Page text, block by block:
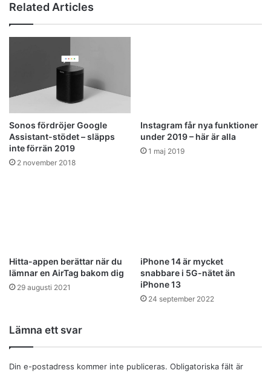
Related Articles
Sonos fördröjer Google
Assistant-stödet – släpps
inte förrän 2019
2 november 2018
Instagram får nya funktioner
under 2019 – här är alla
1 maj 2019
Hitta-appen berättar när du
lämnar en AirTag bakom dig
29 augusti 2021
iPhone 14 är mycket
snabbare i 5G-nätet än
iPhone 13
24 september 2022
Lämna ett svar
Din e-postadress kommer inte publiceras. Obligatoriska fält är